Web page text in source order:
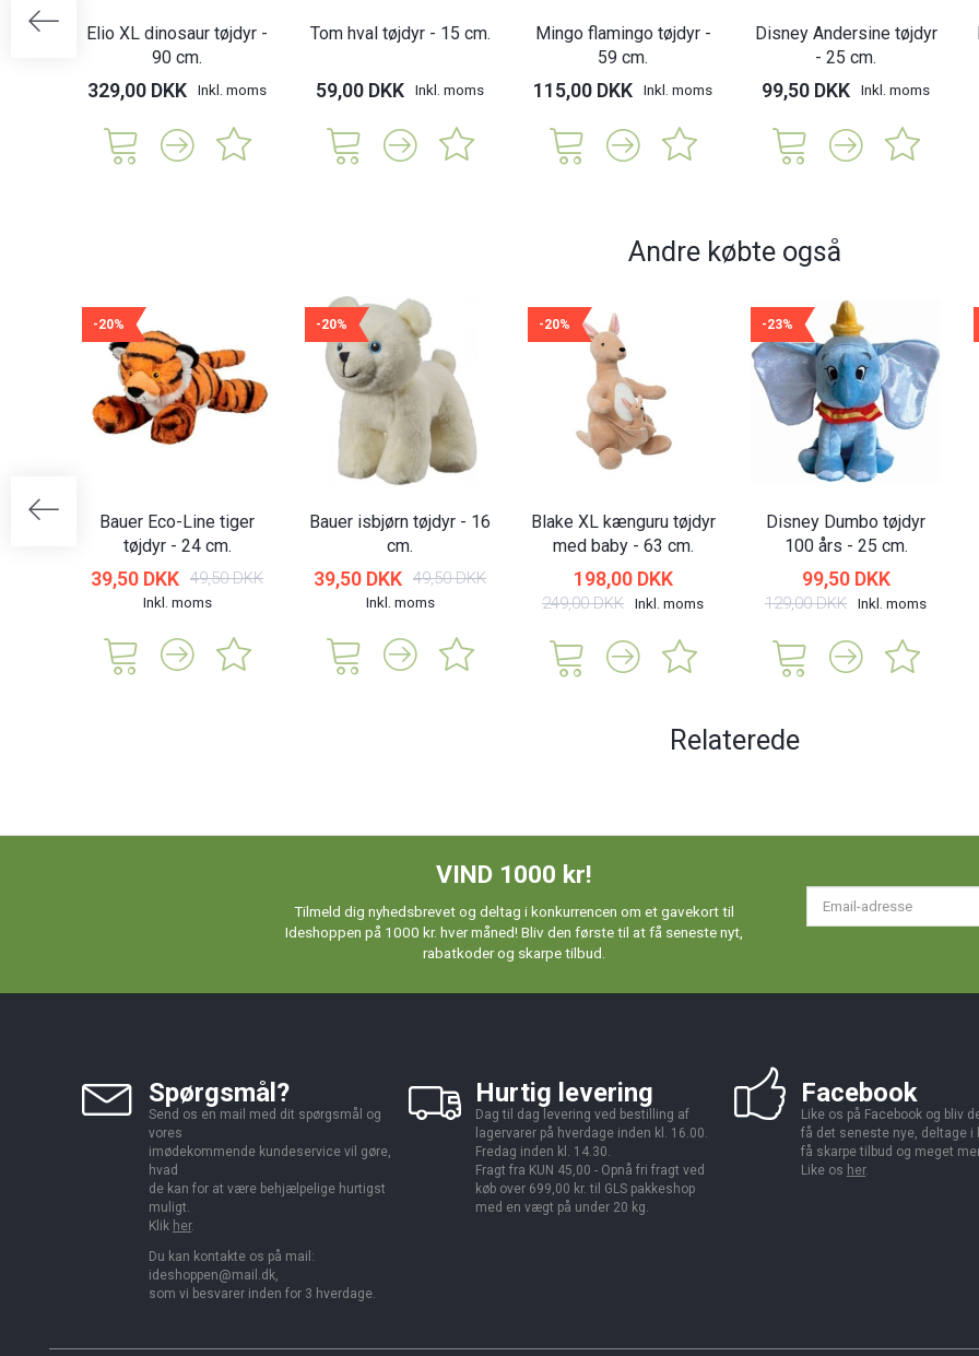
Elio XL dinosaur tøjdyr -
90 cm.
329,00 DKK Inkl. moms
Tom hval tøjdyr - 15 cm.
59,00 DKK Inkl. moms
Mingo flamingo tøjdyr -
59 cm.
115,00 DKK Inkl. moms
Disney Andersine tøjdyr
- 25 cm.
99,50 DKK Inkl. moms
Andre købte også
-20%
Bauer Eco-Line tiger
tøjdyr - 24 cm.
39,50 DKK 49,50 DKK
Inkl. moms
-20%
Bauer isbjørn tøjdyr - 16
cm.
39,50 DKK 49,50 DKK
Inkl. moms
-20%
Blake XL kænguru tøjdyr
med baby - 63 cm.
198,00 DKK
249,00 DKK Inkl. moms
-23%
Disney Dumbo tøjdyr
100 års - 25 cm.
99,50 DKK
129,00 DKK Inkl. moms
Relaterede
VIND 1000 kr!
Tilmeld dig nyhedsbrevet og deltag i konkurrencen om et gavekort til
Ideshoppen på 1000 kr. hver måned! Bliv den første til at få seneste nyt,
rabatkoder og skarpe tilbud.
Spørgsmål?
Send os en mail med dit spørgsmål og
vores
imødekommende kundeservice vil gøre,
hvad
de kan for at være behjælpelige hurtigst
muligt.
Klik her.
Du kan kontakte os på mail:
ideshoppen@mail.dk,
som vi besvarer inden for 3 hverdage.
Hurtig levering
Dag til dag levering ved bestilling af
lagervarer på hverdage inden kl. 16.00.
Fredag inden kl. 14.30.
Fragt fra KUN 45,00 - Opnå fri fragt ved
køb over 699,00 kr. til GLS pakkeshop
med en vægt på under 20 kg.
Facebook
Like os på Facebook og bliv
få det seneste nye, deltage i
få skarpe tilbud og meget
Like os her.